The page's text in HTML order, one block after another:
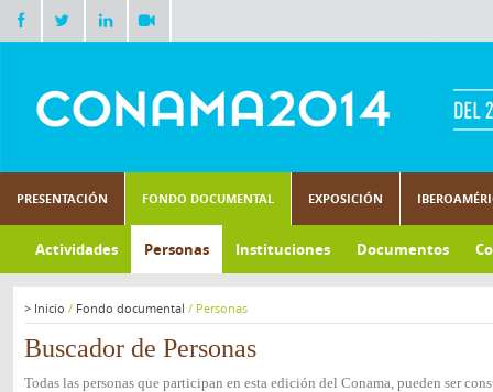
PRESENTACIÓN FONDO DOCUMENTAL EXPOSICIÓN
Actividades Personas Instituciones Documentos
> Inicio / Fondo documental / Personas
Buscador de Personas
Todas las personas que participan en esta edición del Conama, pueden ser